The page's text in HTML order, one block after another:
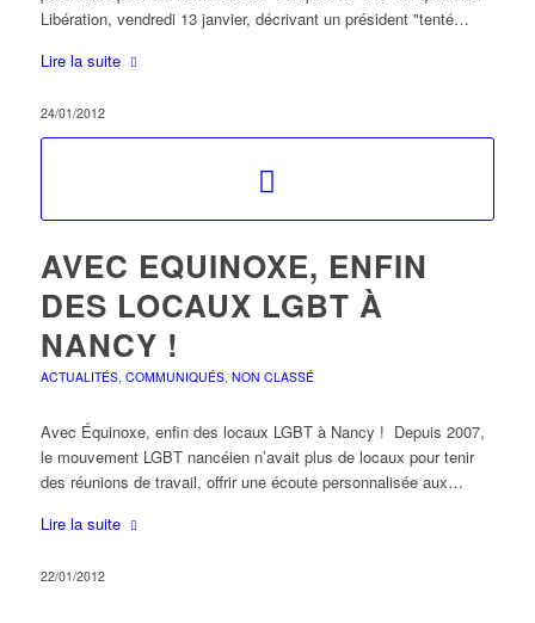
Libération, vendredi 13 janvier, décrivant un président "tenté…
Lire la suite
24/01/2012
AVEC EQUINOXE, ENFIN
DES LOCAUX LGBT À
NANCY !
ACTUALITÉS, COMMUNIQUÉS, NON CLASSÉ
Avec Équinoxe, enfin des locaux LGBT à Nancy ! Depuis 2007,
le mouvement LGBT nancéien n’avait plus de locaux pour tenir
des réunions de travail, offrir une écoute personnalisée aux…
Lire la suite
22/01/2012